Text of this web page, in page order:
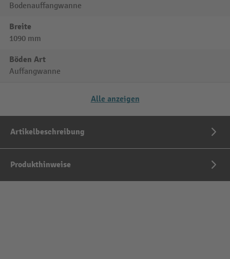
Bodenauffangwanne
Breite
1090 mm
Böden Art
Auffangwanne
Alle anzeigen
Artikelbeschreibung
Produkthinweise